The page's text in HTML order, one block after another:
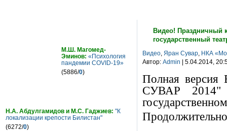
Видео! Праздничный
государственный
Видео, Яран Сувар, НКА
Автор: Admin | 5.04.2014,
Полная
СУВАР 2014"
М.Ш. Магомед-
Эминов: «Психология
пандемии COVID-19»
(5886/0)
Н.А. Абдулгамидов и М.С. Гаджиев: "К
локализации крепости Билистан"
(6272/0)